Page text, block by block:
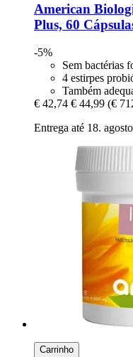
American
Plus, 60
-5%
Sem bactérias
4 estirpes
Também
€ 42,74 € 44,99 (€
Entrega até 18. agosto
Carrinho